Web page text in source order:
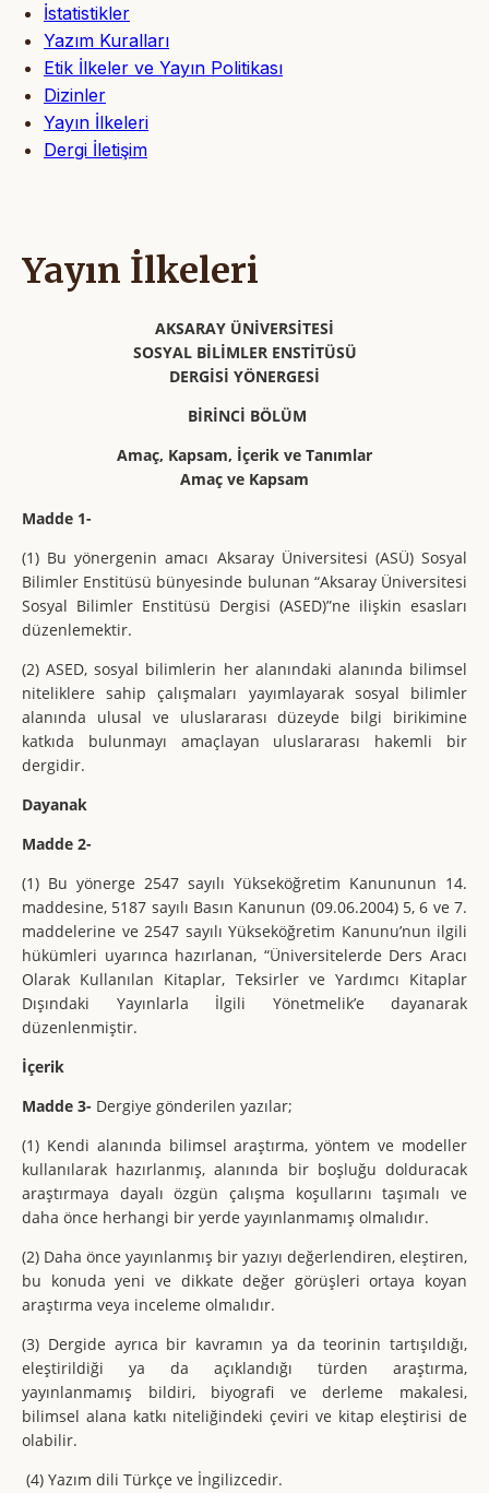
İstatistikler
Yazım Kuralları
Etik İlkeler ve Yayın Politikası
Dizinler
Yayın İlkeleri
Dergi İletişim
Yayın İlkeleri
AKSARAY ÜNİVERSİTESİ
SOSYAL BİLİMLER ENSTİTÜSÜ
DERGİSİ YÖNERGESİ
BİRİNCİ BÖLÜM
Amaç, Kapsam, İçerik ve Tanımlar
Amaç ve Kapsam
Madde 1-
(1) Bu yönergenin amacı Aksaray Üniversitesi (ASÜ) Sosyal
Bilimler Enstitüsü bünyesinde bulunan “Aksaray Üniversitesi
Sosyal Bilimler Enstitüsü Dergisi (ASED)”ne ilişkin esasları
düzenlemektir.
(2) ASED, sosyal bilimlerin her alanındaki alanında bilimsel
niteliklere sahip çalışmaları yayımlayarak sosyal bilimler
alanında ulusal ve uluslararası düzeyde bilgi birikimine
katkıda bulunmayı amaçlayan uluslararası hakemli bir
dergidir.
Dayanak
Madde 2-
(1) Bu yönerge 2547 sayılı Yükseköğretim Kanununun 14.
maddesine, 5187 sayılı Basın Kanunun (09.06.2004) 5, 6 ve 7.
maddelerine ve 2547 sayılı Yükseköğretim Kanunu’nun ilgili
hükümleri uyarınca hazırlanan, “Üniversitelerde Ders Aracı
Olarak Kullanılan Kitaplar, Teksirler ve Yardımcı Kitaplar
Dışındaki Yayınlarla İlgili Yönetmelik’e dayanarak
düzenlenmiştir.
İçerik
Madde 3- Dergiye gönderilen yazılar;
(1) Kendi alanında bilimsel araştırma, yöntem ve modeller
kullanılarak hazırlanmış, alanında bir boşluğu dolduracak
araştırmaya dayalı özgün çalışma koşullarını taşımalı ve
daha önce herhangi bir yerde yayınlanmamış olmalıdır.
(2) Daha önce yayınlanmış bir yazıyı değerlendiren, eleştiren,
bu konuda yeni ve dikkate değer görüşleri ortaya koyan
araştırma veya inceleme olmalıdır.
(3) Dergide ayrıca bir kavramın ya da teorinin tartışıldığı,
eleştirildiği ya da açıklandığı türden araştırma,
yayınlanmamış bildiri, biyografi ve derleme makalesi,
bilimsel alana katkı niteliğindeki çeviri ve kitap eleştirisi de
olabilir.
(4) Yazım dili Türkçe ve İngilizcedir.